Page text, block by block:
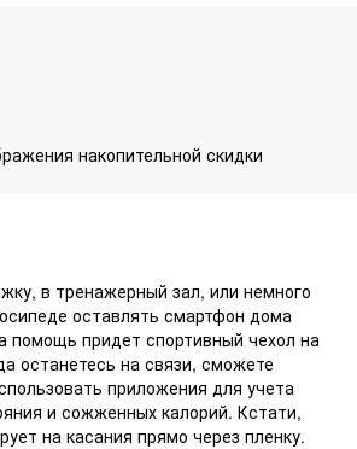
накопительной скидки
в тренажерный зал, или немного
оставлять смартфон дома
помощь придет спортивный чехол на
останетесь на связи, сможете
приложения для учета
и сожженных калорий. Кстати,
на касания прямо через пленку.